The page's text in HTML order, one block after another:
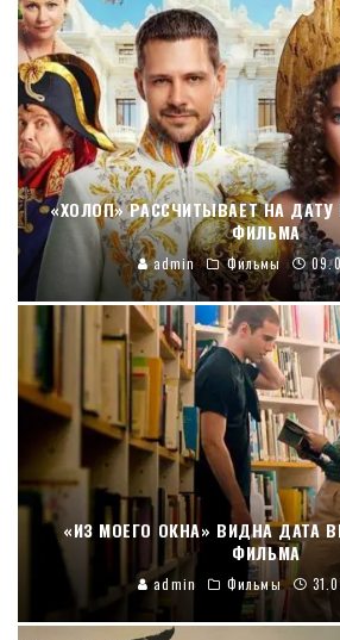
«ХОЛОП» РАССЧИТЫВАЕТ НА
ФИЛЬМА
admin Фильмы
«ИЗ МОЕГО ОКНА» ВИДНА ДАТА
ФИЛЬМА
admin Фильмы